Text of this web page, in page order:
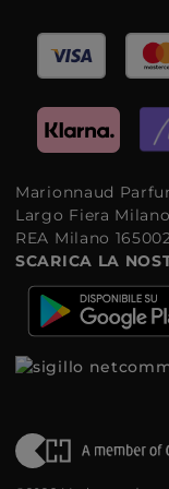
Marionnaud
Largo Fiera
REA Milano
SCARICA LA